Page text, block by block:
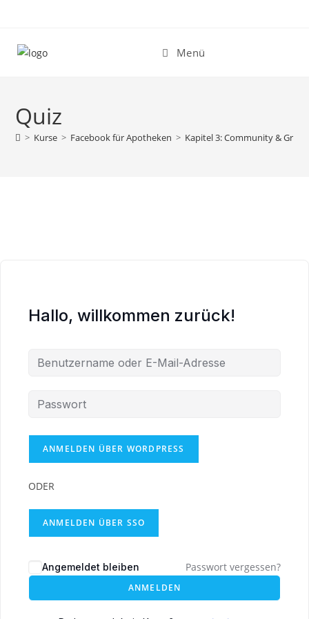
springen
Menü
Quiz
> Kurse > Facebook für Apotheken > Kapitel 3: Community &
Hallo, willkommen zurück!
ODER
ANMELDEN ÜBER SSO
Angemeldet bleiben Passwort vergessen?
ANMELDEN